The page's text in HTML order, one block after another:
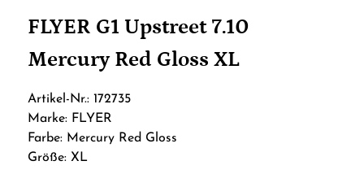
FLYER G1 Upstreet 7.10
Mercury Red Gloss XL
Artikel-Nr.: 172735
Marke: FLYER
Farbe: Mercury Red Gloss
Größe: XL